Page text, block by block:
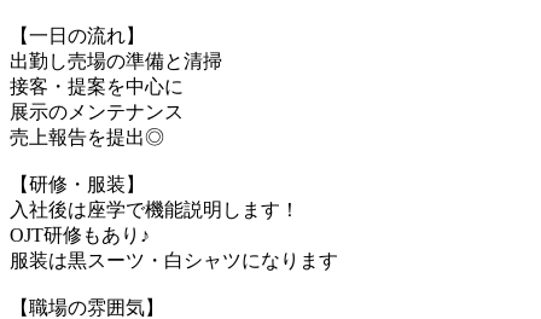
【一日の流れ】
出勤し売場の準備と清掃
接客・提案を中心に
展示のメンテナンス
売上報告を提出◎
【研修・服装】
入社後は座学で機能説明します！
OJT研修もあり♪
服装は黒スーツ・白シャツになります
【職場の雰囲気】